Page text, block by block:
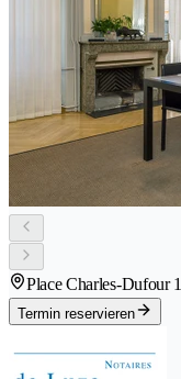
Place Charles-Dufour 1
Termin reservieren